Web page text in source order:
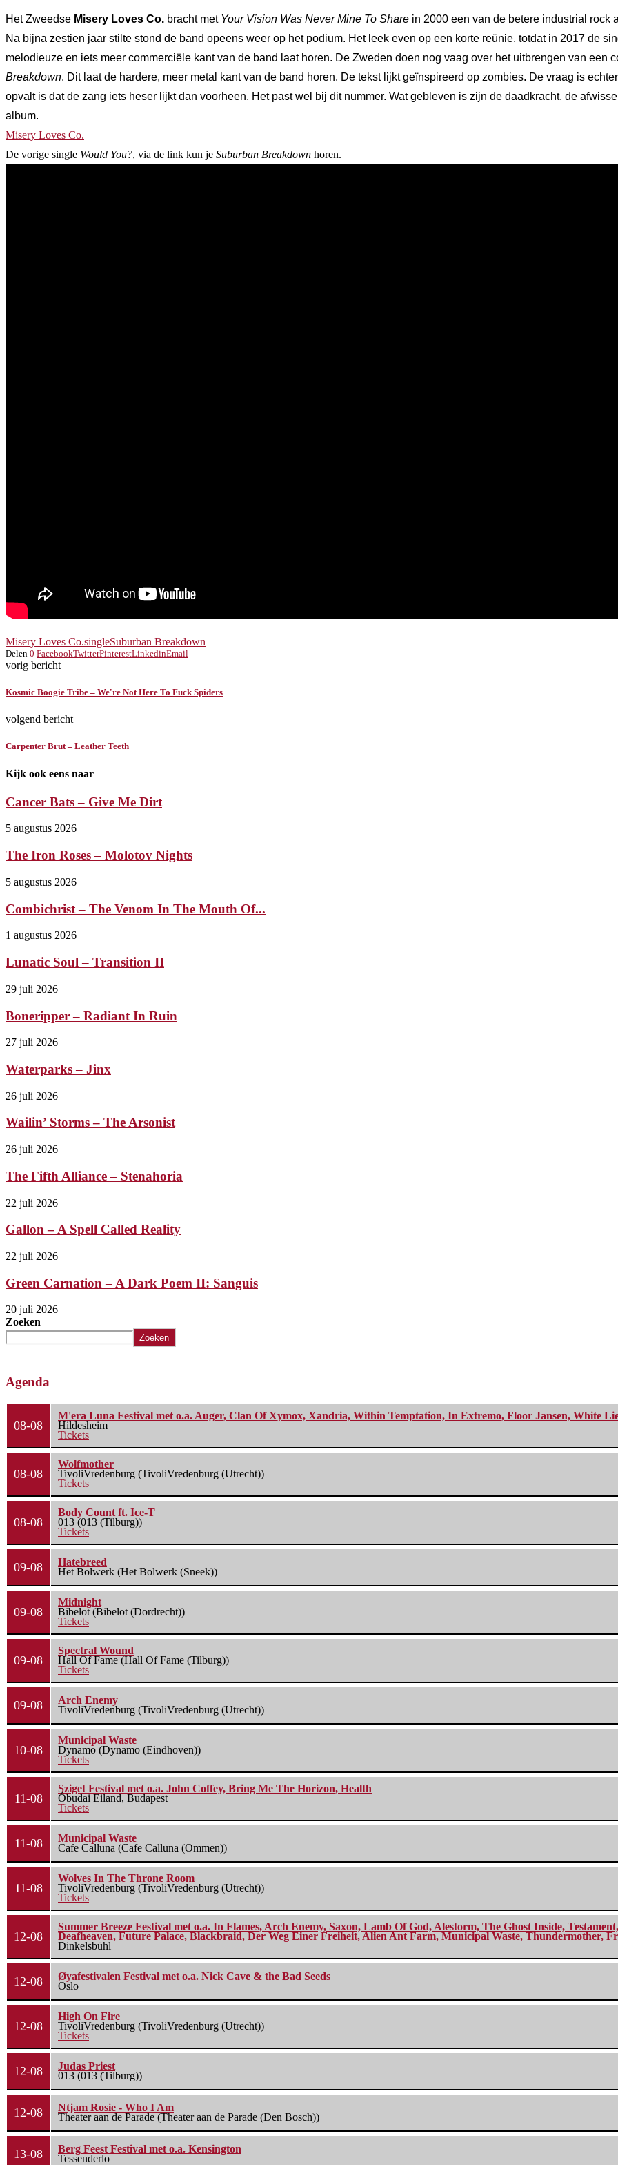
Het Zweedse Misery Loves Co. bracht met Your Vision Was Never Mine To Share in 2000 een van de betere industrial rock
Na bijna zestien jaar stilte stond de band opeens weer op het podium. Het leek even op een korte reünie, totdat in 2017 de
melodieuze en iets meer commerciële kant van de band laat horen. De Zweden doen nog vaag over het uitbrengen van een
Breakdown. Dit laat de hardere, meer metal kant van de band horen. De tekst lijkt geïnspireerd op zombies. De vraag is
opvalt is dat de zang iets heser lijkt dan voorheen. Het past wel bij dit nummer. Wat gebleven is zijn de daadkracht, de
album.
Misery Loves Co.
De vorige single Would You?, via de link kun je Suburban Breakdown horen.
Misery Loves Co.singleSuburban Breakdown
Delen 0 FacebookTwitterPinterestLinkedinEmail
vorig bericht
Kosmic Boogie Tribe – We're Not Here To Fuck Spiders
volgend bericht
Carpenter Brut – Leather Teeth
Kijk ook eens naar
Cancer Bats – Give Me Dirt
5 augustus 2026
The Iron Roses – Molotov Nights
5 augustus 2026
Combichrist – The Venom In The Mouth Of...
1 augustus 2026
Lunatic Soul – Transition II
29 juli 2026
Boneripper – Radiant In Ruin
27 juli 2026
Waterparks – Jinx
26 juli 2026
Wailin’ Storms – The Arsonist
26 juli 2026
The Fifth Alliance – Stenahoria
22 juli 2026
Gallon – A Spell Called Reality
22 juli 2026
Green Carnation – A Dark Poem II: Sanguis
20 juli 2026
Zoeken
Zoeken
Agenda
08-08
M'era Luna Festival met o.a. Auger, Clan Of Xymox, Xandria, Within Temptation, In Extremo, Floor Jansen, White
Hildesheim
Tickets
08-08
Wolfmother
TivoliVredenburg (TivoliVredenburg (Utrecht))
Tickets
08-08
Body Count ft. Ice-T
013 (013 (Tilburg))
Tickets
09-08
Hatebreed
Het Bolwerk (Het Bolwerk (Sneek))
09-08
Midnight
Bibelot (Bibelot (Dordrecht))
Tickets
09-08
Spectral Wound
Hall Of Fame (Hall Of Fame (Tilburg))
Tickets
09-08
Arch Enemy
TivoliVredenburg (TivoliVredenburg (Utrecht))
10-08
Municipal Waste
Dynamo (Dynamo (Eindhoven))
Tickets
11-08
Sziget Festival met o.a. John Coffey, Bring Me The Horizon, Health
Óbudai Eiland, Budapest
Tickets
11-08
Municipal Waste
Cafe Calluna (Cafe Calluna (Ommen))
11-08
Wolves In The Throne Room
TivoliVredenburg (TivoliVredenburg (Utrecht))
Tickets
12-08
Summer Breeze Festival met o.a. In Flames, Arch Enemy, Saxon, Lamb Of God, Alestorm, The Ghost Inside,
Deafheaven, Future Palace, Blackbraid, Der Weg Einer Freiheit, Alien Ant Farm, Municipal Waste, Thundermother,
Dinkelsbühl
12-08
Øyafestivalen Festival met o.a. Nick Cave & the Bad Seeds
Oslo
12-08
High On Fire
TivoliVredenburg (TivoliVredenburg (Utrecht))
Tickets
12-08
Judas Priest
013 (013 (Tilburg))
12-08
Ntjam Rosie - Who I Am
Theater aan de Parade (Theater aan de Parade (Den Bosch))
13-08
Berg Feest Festival met o.a. Kensington
Tessenderlo